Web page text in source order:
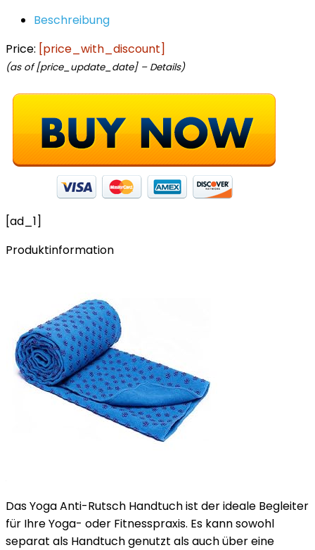
Beschreibung
Price: [price_with_discount]
(as of [price_update_date] – Details)
[ad_1]
Produktinformation
Das Yoga Anti-Rutsch Handtuch ist der ideale Begleiter
für Ihre Yoga- oder Fitnesspraxis. Es kann sowohl
separat als Handtuch genutzt als auch über eine